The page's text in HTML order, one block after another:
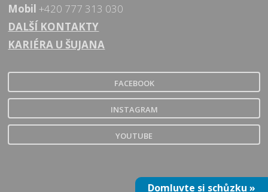
Mobil +420 777 313 030
DALŠÍ KONTAKTY
KARIÉRA U ŠUJANA
FACEBOOK
INSTAGRAM
YOUTUBE
Domluvte si schůzku »